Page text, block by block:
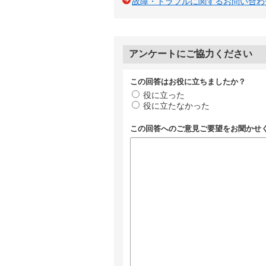
アンケートにご協力ください
この回答はお役に立ちましたか？
役に立った
役に立たなかった
この回答へのご意見ご要望をお聞かせ